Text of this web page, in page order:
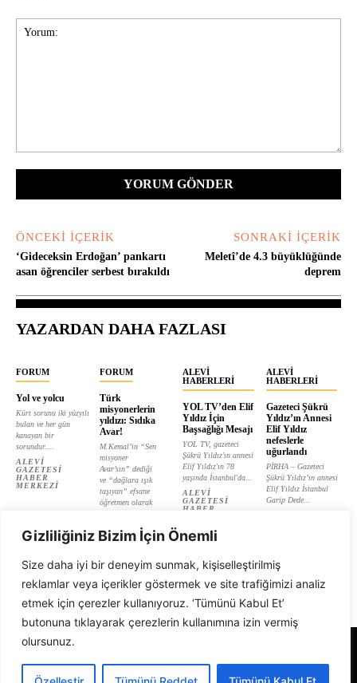
Gizliliğiniz Bizim İçin Önemli
Size daha iyi bir deneyim sunmak, kişiselleştirilmiş
reklamlar veya içerikler göstermek ve site trafiğimizi analiz
etmek için çerezler kullanıyoruz. ‘Tümünü Kabul Et’
butonuna tıklayarak çerezlerin kullanımına izin vermiş
olursunuz.
ÖNCEKI İÇERIK
‘Gideceksin Erdoğan’ pankartı
asan öğrenciler serbest bırakıldı
SONRAKI İÇERIK
Meletî’de 4.3 büyüklüğünde
deprem
YAZARDAN DAHA FAZLASI
FORUM
Yol ve yolcu
Kürt sorunu iki yüzyılı
bulan ve her gün
kanayan bir
sorundur....
ALEVI
GAZETESI
HABER
MERKEZI
FORUM
Türk
misyonerlerin
yıldızı: Sıdıka
Avar!
M.Kemal’in “Sen
misyoner
Avar’sın” dediği
ve “dağlara ışık
taşıyan” efsane
öğretmen olarak
ALEVI
GAZETESI
ALEVI
HABERLERI
YOL TV’den Elif
Yıldız İçin
Başsağlığı Mesajı
YOL TV, gazeteci
Şükrü Yıldız'ın annesi
Elif Yıldız'ın 78
yaşında İstanbul'da...
ALEVI
GAZETESI
HABER
ALEVI
HABERLERI
Gazeteci Şükrü
Yıldız’ın Annesi
Elif Yıldız
nefeslerle
uğurlandı
PİRHA – Gazeteci
Şükrü Yıldız’ın annesi
Elif Yıldız İstanbul
Garip Dede...
Alevi Gazetesi